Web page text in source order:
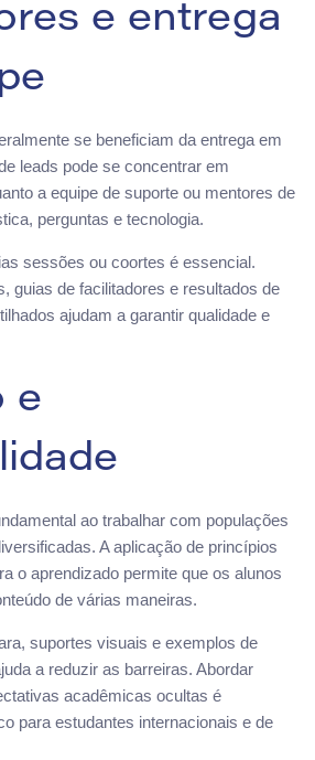
e entrega
se beneficiam da entrega em
leads pode se concentrar em
a equipe de suporte ou mentores de
perguntas e tecnologia.
sessões ou coortes é essencial.
guias de facilitadores e resultados de
ajudam a garantir qualidade e
e
ao trabalhar com populações
A aplicação de princípios
o aprendizado permite que os alunos
de várias maneiras.
suportes visuais e exemplos de
a reduzir as barreiras. Abordar
acadêmicas ocultas é
para estudantes internacionais e de